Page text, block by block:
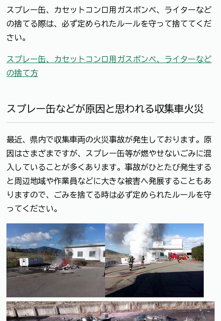
スプレー缶、カセットコンロ用ガスボンベ、ライターなど
の捨てる際は、必ず定められたルールを守って捨ててくだ
さい。
スプレー缶、カセットコンロ用ガスボンベ、ライターなど
の捨て方
スプレー缶などが原因と思われる収集車火災
最近、県内で収集車両の火災事故が発生しております。原
因はさまざまですが、スプレー缶等が燃やせないごみに混
入していることが多くあります。事故がひとたび発生する
と周辺地域や作業員などに大きな被害へ発展することもあ
りますので、ごみを捨てる時は必ず定められたルールを守
ってください。